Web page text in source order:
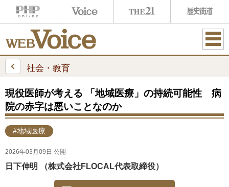
ME
社会・教育
現役医師が考える 「地域医療」の持続可能性 病
院の赤字は悪いことなのか
#地域医療
2026年03月09日 公開
日下伸明 （株式会社FLOCAL代表取締役）